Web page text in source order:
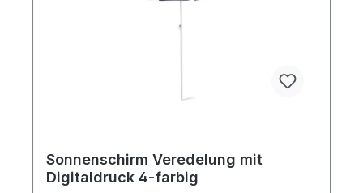
Sonnenschirm Veredelung mit
Digitaldruck 4-farbig